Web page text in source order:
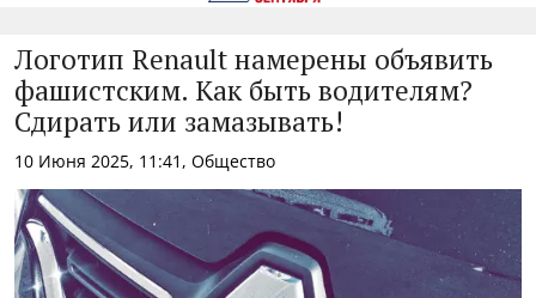
Логотип Renault намерены объявить
фашистским. Как быть водителям?
Сдирать или замазывать!
10 Июня 2025, 11:41, Общество